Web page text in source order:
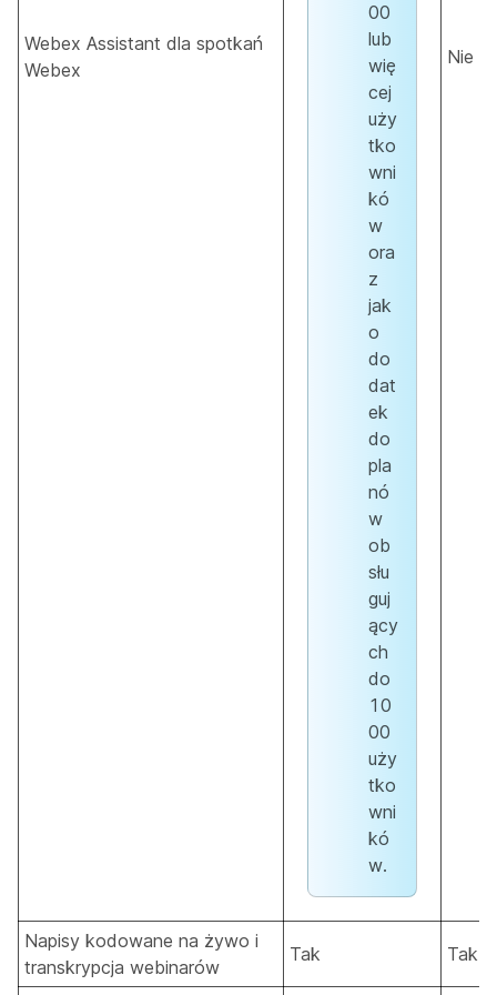
Webex Assistant dla spotkań
Webex
00
lub
wię
cej
uży
tko
wni
kó
w
ora
z
jak
o
do
dat
ek
do
pla
nó
w
ob
słu
guj
ący
ch
do
10
00
uży
tko
wni
kó
w.
Nie
Napisy kodowane na żywo i
transkrypcja webinarów
Tak Tak